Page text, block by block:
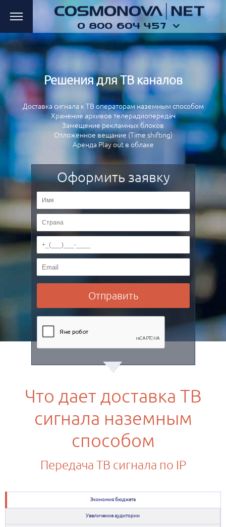
Решения для ТВ каналов
Доставка сигнала к ТВ операторам наземным способом
Хранение архивов телерадиопередач
Замещение рекламных блоков
Отложенное вещание (Time shifting)
Аренда Play out в облаке
Оформить заявку
Что дает доставка ТВ
сигнала наземным
способом
Передача ТВ сигнала по IP
Экономия бюджета
Увеличение аудитории